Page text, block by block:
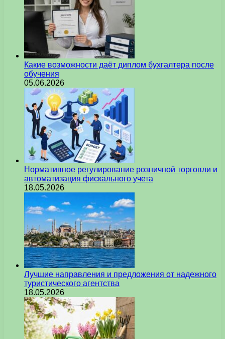
Какие возможности даёт диплом бухгалтера после
обучения
05.06.2026
Нормативное регулирование розничной торговли и
автоматизация фискального учета
18.05.2026
Лучшие направления и предложения от надежного
туристического агентства
18.05.2026